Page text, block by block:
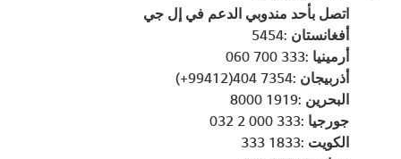
اتصل بأحد مندوبي الدعم في إل جي
أفغانستان :5454
أرمينيا :333 700 060
أذربيجان :7354 404(99412+)
البحرين :1919 8000
جورجيا :333 000 2 032
الكويت :1833 333